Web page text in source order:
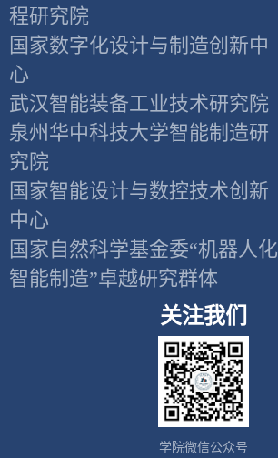
程研究院
国家数字化设计与制造创新中
心
武汉智能装备工业技术研究院
泉州华中科技大学智能制造研
究院
国家智能设计与数控技术创新
中心
国家自然科学基金委“机器人化
智能制造”卓越研究群体
关注我们
学院微信公众号